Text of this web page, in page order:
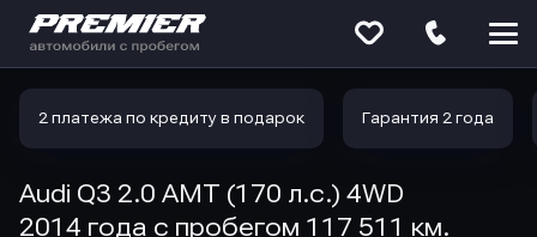
2 платежа по кредиту в подарок Гарантия 2 года
Audi Q3 2.0 AMT (170 л.с.) 4WD
2014 года с пробегом 117 511 км.